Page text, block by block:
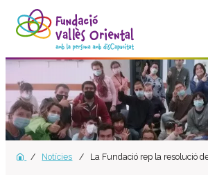
La fundació
Història
Missió, visió i valors
Distincions i entitats
Model de qualitat
Notícies La Fundació rep la resolució de